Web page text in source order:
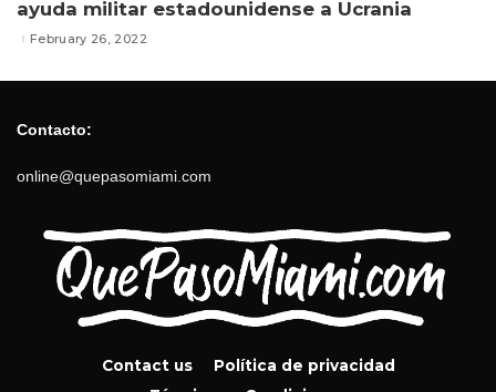
ayuda militar estadounidense a Ucrania
February 26, 2022
Contacto:
online@quepasomiami.com
Contact us
Política de privacidad